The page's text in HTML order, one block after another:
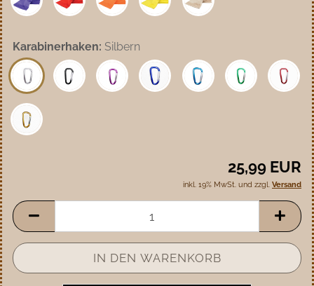
Karabinerhaken: Silbern
25,99 EUR
inkl. 19% MwSt. und zzgl. Versand